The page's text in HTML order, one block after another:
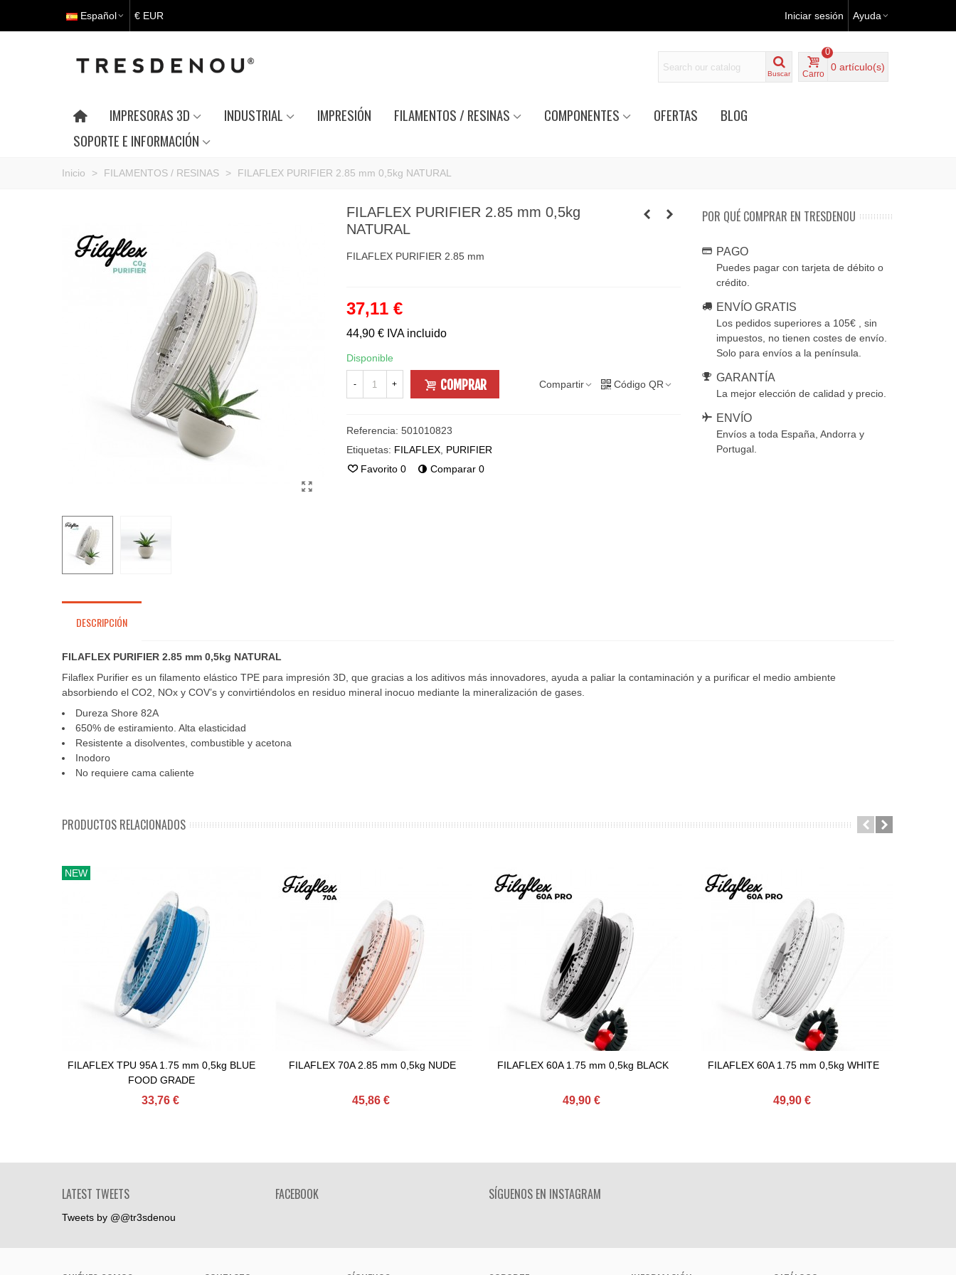
Español € EUR Iniciar sesión Ayuda
Buscar Carro
0
0 artículo(s)
IMPRESORAS 3D INDUSTRIAL IMPRESIÓN FILAMENTOS / RESINAS COMPONENTES OFERTAS
BLOG
SOPORTE E INFORMACIÓN
Inicio > FILAMENTOS / RESINAS > FILAFLEX PURIFIER 2.85 mm 0,5kg NATURAL
FILAFLEX PURIFIER 2.85 mm 0,5kg
NATURAL
FILAFLEX PURIFIER 2.85 mm
37,11 €
44,90 € IVA incluido
Disponible
- + COMPRAR Compartir Código QR
Referencia: 501010823
Etiquetas: FILAFLEX, PURIFIER
Favorito 0 Comparar 0
POR QUÉ COMPRAR EN TRESDENOU
PAGO
Puedes pagar con tarjeta de débito o
crédito.
ENVÍO GRATIS
Los pedidos superiores a 105€ , sin
impuestos, no tienen costes de envío.
Solo para envíos a la península.
GARANTÍA
La mejor elección de calidad y precio.
ENVÍO
Envíos a toda España, Andorra y
Portugal.
DESCRIPCIÓN
FILAFLEX PURIFIER 2.85 mm 0,5kg NATURAL
Filaflex Purifier es un filamento elástico TPE para impresión 3D, que gracias a los aditivos más innovadores, ayuda a paliar la contaminación y a purificar el medio ambiente
absorbiendo el CO2, NOx y COV’s y convirtiéndolos en residuo mineral inocuo mediante la mineralización de gases.
Dureza Shore 82A
650% de estiramiento. Alta elasticidad
Resistente a disolventes, combustible y acetona
Inodoro
No requiere cama caliente
PRODUCTOS RELACIONADOS
NEW
Comprar
FILAFLEX TPU 95A 1.75 mm 0,5kg BLUE
FOOD GRADE
33,76 €
Comprar
FILAFLEX 70A 2.85 mm 0,5kg NUDE
45,86 €
Comprar
FILAFLEX 60A 1.75 mm 0,5kg BLACK
49,90 €
Comprar
FILAFLEX 60A 1.75 mm 0,5kg WHITE
49,90 €
LATEST TWEETS
Tweets by @@tr3sdenou
FACEBOOK SÍGUENOS EN INSTAGRAM